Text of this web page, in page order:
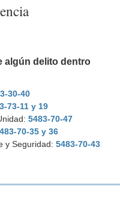
algún delito dentro
30-40
73-11 y 19
5483-70-47
70-35 y 36
y Seguridad: 5483-70-43